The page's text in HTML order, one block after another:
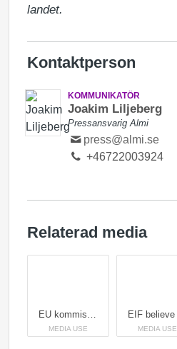
landet.
Kontaktperson
KOMMUNIKATÖR
Joakim Liljeberg
Pressansvarig Almi
press@almi.se
+46722003924
Relaterad media
EU kommissionen
MEDIA USE MEDIA USE